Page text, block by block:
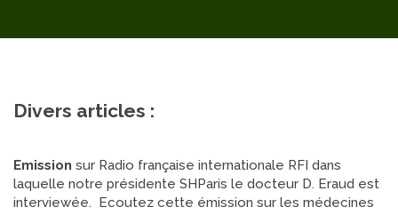
Divers articles :
Emission sur Radio française internationale RFI dans
laquelle notre présidente SHParis le docteur D. Eraud est
interviewée. Ecoutez cette émission sur les médecines